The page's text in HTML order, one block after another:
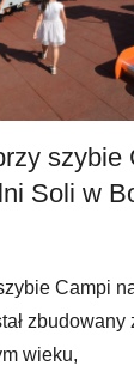
szybie
Soli w
Campi
zbudowany
wieku,